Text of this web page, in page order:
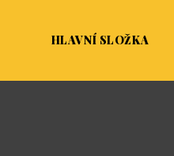
HLAVNÍ SLOŽKA